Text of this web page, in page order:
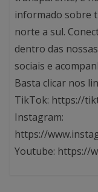
informado sobre
norte a sul.
dentro das
sociais e
Basta clicar nos
TikTok: https://
Instagram:
https://
Youtube: https://